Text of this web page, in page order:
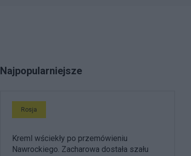
Najpopularniejsze
Rosja
Kreml wściekły po przemówieniu
Nawrockiego. Zacharowa dostała szału